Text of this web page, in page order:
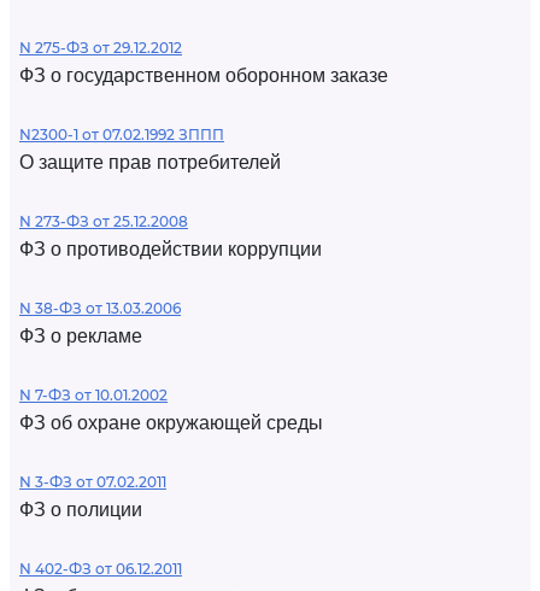
N 275-ФЗ от 29.12.2012
ФЗ о государственном оборонном заказе
N2300-1 от 07.02.1992 ЗППП
О защите прав потребителей
N 273-ФЗ от 25.12.2008
ФЗ о противодействии коррупции
N 38-ФЗ от 13.03.2006
ФЗ о рекламе
N 7-ФЗ от 10.01.2002
ФЗ об охране окружающей среды
N 3-ФЗ от 07.02.2011
ФЗ о полиции
N 402-ФЗ от 06.12.2011